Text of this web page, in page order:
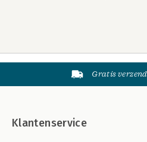
Gratis
Klantenservice